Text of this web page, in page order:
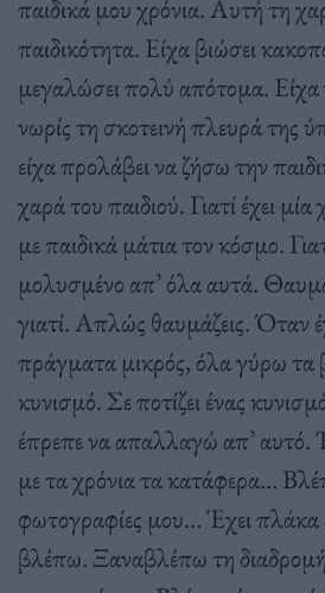
παιδικά µου χρόνια. Αυτή τη
παιδικότητα. Είχα βιώσει
µεγαλώσει πολύ απότοµα. Είχα
νωρίς τη σκοτεινή πλευρά της
είχα προλάβει να ζήσω την
χαρά του παιδιού. Γιατί έχει
µε παιδικά µάτια τον κόσµο.
µολυσµένο απ’ όλα αυτά.
γιατί. Απλώς θαυµάζεις. Όταν
πράγµατα µικρός, όλα γύρω τα
κυνισµό. Σε ποτίζει ένας
έπρεπε να απαλλαγώ απ’ αυτό.
µε τα χρόνια τα κατάφερα…
φωτογραφίες µου… Έχει πλάκα
βλέπω. Ξαναβλέπω τη